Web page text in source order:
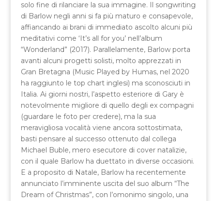
solo fine di rilanciare la sua immagine. Il songwriting
di Barlow negli anni si fa più maturo e consapevole,
affiancando ai brani di immediato ascolto alcuni più
meditativi come ‘It’s all for you’ nell’album
“Wonderland” (2017). Parallelamente, Barlow porta
avanti alcuni progetti solisti, molto apprezzati in
Gran Bretagna (Music Played by Humas, nel 2020
ha raggiunto le top chart inglesi) ma sconosciuti in
Italia. Ai giorni nostri, l’aspetto esteriore di Gary è
notevolmente migliore di quello degli ex compagni
(guardare le foto per credere), ma la sua
meravigliosa vocalità viene ancora sottostimata,
basti pensare al successo ottenuto dal collega
Michael Buble, mero esecutore di cover natalizie,
con il quale Barlow ha duettato in diverse occasioni.
E a proposito di Natale, Barlow ha recentemente
annunciato l’imminente uscita del suo album “The
Dream of Christmas”, con l’omonimo singolo, una